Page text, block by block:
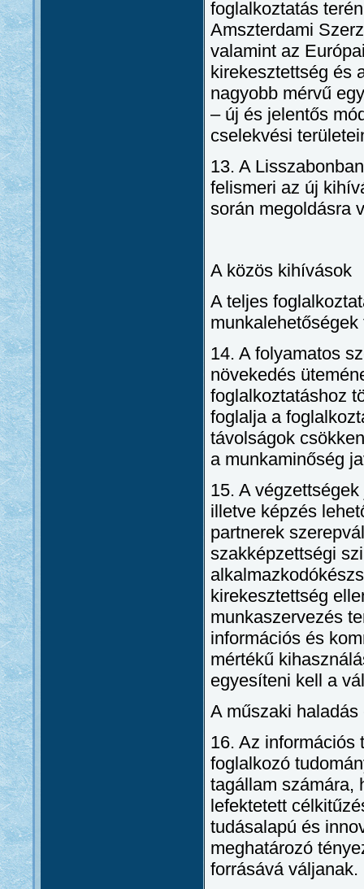
foglalkoztatás
Amszterdami
valamint az
kirekesztettség és
nagyobb mérvű
– új és jelentős
cselekvési
13. A
felismeri az új
során megoldásra
A közös kihívások
A teljes
14. A folyamatos
növekedés
foglalkoztatáshoz
foglalja a
távolságok
a munkaminőség
15. A
illetve képzés
partnerek
szakképzettségi
kirekesztettség
munkaszervezés
információs és
mértékű
egyesíteni kell a
A műszaki haladás
16. Az információs
foglalkozó
tagállam számára,
lefektetett
tudásalapú és
meghatározó
forrásává váljanak.